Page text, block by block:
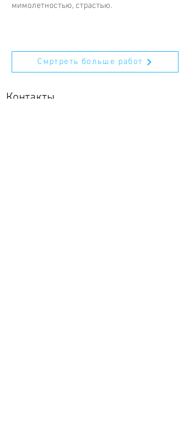
мимолетностью, страстью.
Смртреть больше работ
Контакты